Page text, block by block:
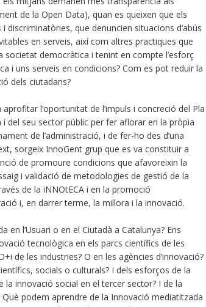
de la Open Data), quan es queixen que els
que denuncien situacions d’abús
en serveis, així com altres practiques que
societat democràtica i tenint en compte l’esforç
i uns serveis en condicions? Com es pot reduir la
dels ciutadans?
l’oportunitat de l’impuls i concreció del Pla
del seu sector públic per fer aflorar en la pròpia
de l’administració, i de fer-ho des d’una
sorgeix InnoGent grup que es va constituir a
de promoure condicions que afavoreixin la
i validació de metodologies de gestió de la
de la iNNOtECA i en la promoció
i, en darrer terme, la millora i la innovació.
l’Usuari o en el Ciutadà a Catalunya? Ens
tecnològica en els parcs científics de les
de les industries? O en les agències d’innovació?
socials o culturals? I dels esforços de la
innovació social en el tercer sector? I de la
podem aprendre de la Innovació mediatitzada